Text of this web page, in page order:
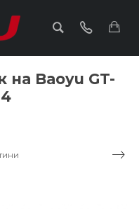
на Baoyu GT-